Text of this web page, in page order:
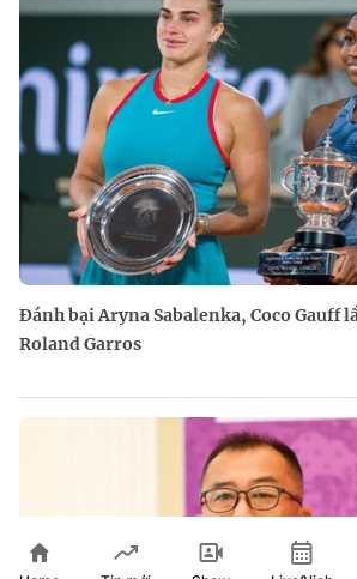
Đánh bại Aryna Sabalenka, Coco Gauff
Roland Garros